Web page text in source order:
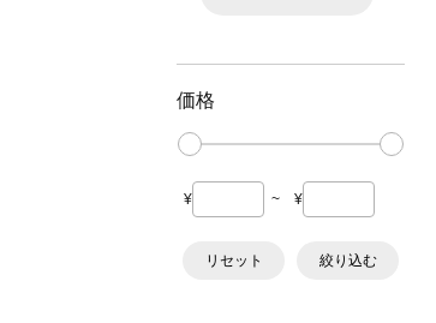
価格
¥ ~ ¥
リセット 絞り込む